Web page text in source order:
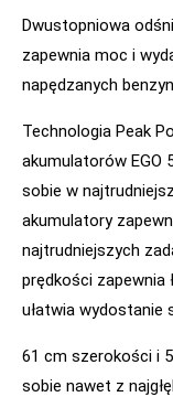
Dwustopniowa
zapewnia moc i
napędzanych
Technologia Peak
akumulatorów EGO
sobie w
akumulatory
najtrudniejszych
prędkości zapewnia
ułatwia wydostanie
61 cm szerokości i
sobie nawet z